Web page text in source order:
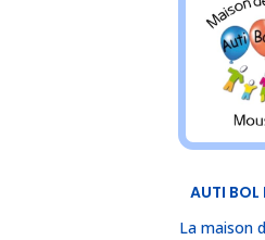
AUTI BOL
La maison